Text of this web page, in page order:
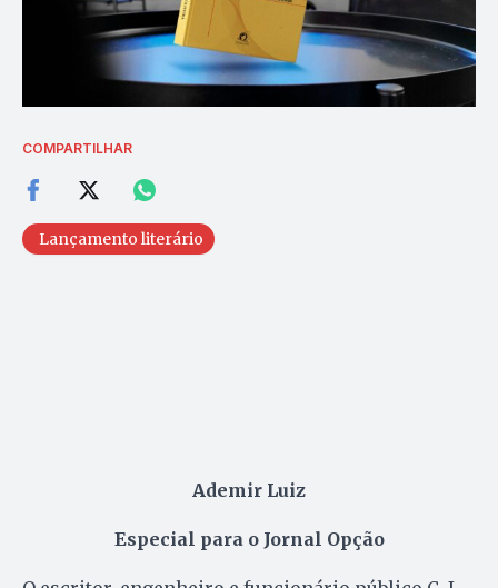
COMPARTILHAR
Lançamento literário
Ademir Luiz
Especial para o Jornal Opção